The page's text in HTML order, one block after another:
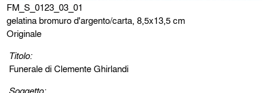
FM_S_0123_03_01
gelatina bromuro d'argento/carta, 8,5x13,5 cm
Originale
Titolo:
Funerale di Clemente Ghirlandi